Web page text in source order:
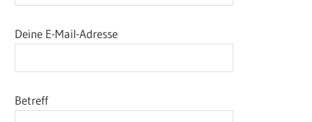
Deine E-Mail-Adresse
Betreff